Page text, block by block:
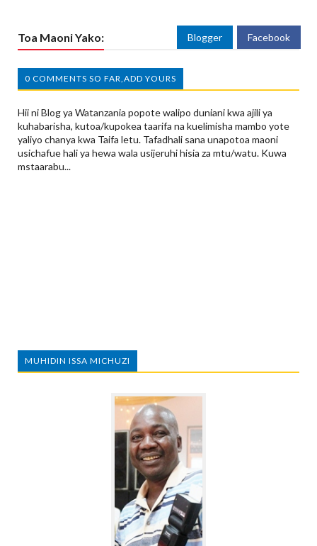
Toa Maoni Yako: Blogger Facebook
0 COMMENTS SO FAR,ADD YOURS
Hii ni Blog ya Watanzania popote walipo duniani kwa ajili ya
kuhabarisha, kutoa/kupokea taarifa na kuelimisha mambo yote
yaliyo chanya kwa Taifa letu. Tafadhali sana unapotoa maoni
usichafue hali ya hewa wala usijeruhi hisia za mtu/watu. Kuwa
mstaarabu...
MUHIDIN ISSA MICHUZI